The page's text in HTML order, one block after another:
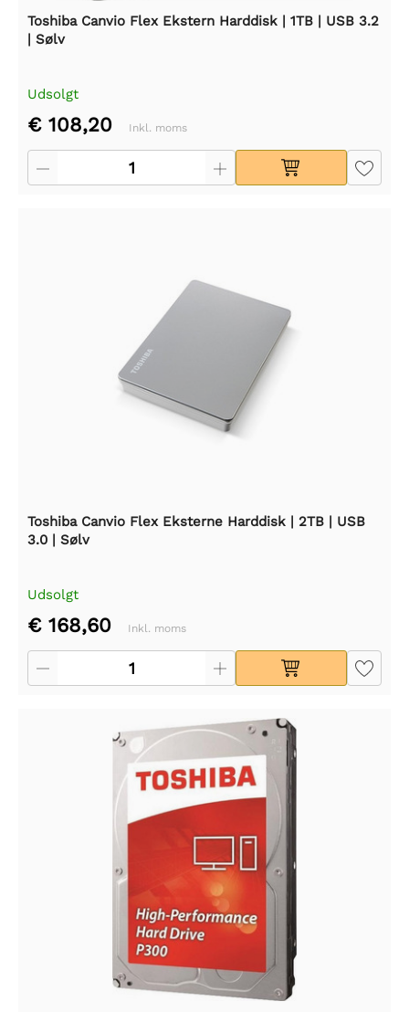
Toshiba Canvio Flex Ekstern Harddisk | 1TB | USB 3.2
| Sølv
Udsolgt
€ 108,20 Inkl. moms
Toshiba Canvio Flex Eksterne Harddisk | 2TB | USB
3.0 | Sølv
Udsolgt
€ 168,60 Inkl. moms